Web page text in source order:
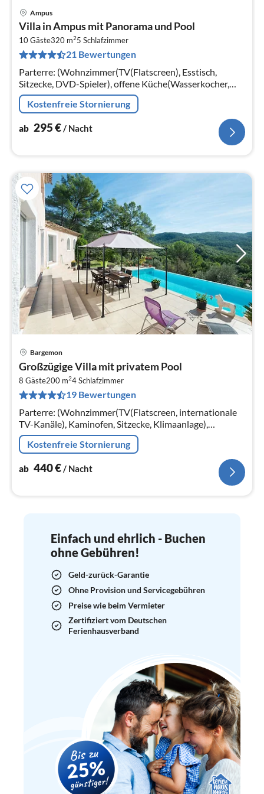
Ampus
Villa in Ampus mit Panorama und Pool
10 Gäste320 m25 Schlafzimmer
21 Bewertungen
Parterre: (Wohnzimmer(TV(Flatscreen), Esstisch,
Sitzecke, DVD-Spieler), offene Küche(Wasserkocher,
Kochherd(4 Kochplatten, elektrisch)
Kostenfreie Stornierung
ab 295€/ Nacht
Bargemon
Großzügige Villa mit privatem Pool
8 Gäste200 m24Schlafzimmer
19 Bewertungen
Parterre: (Wohnzimmer(TV(Flatscreen, internationale
TV-Kanäle), Kaminofen, Sitzecke, Klimaanlage),
Küche(Bar, 2x Kaffeemaschine(cups, pads)
Kostenfreie Stornierung
ab 440€/ Nacht
Einfach und ehrlich - Buchen
ohne Gebühren!
Geld-zurück-Garantie
Ohne Provision und Servicegebühren
Preise wie beim Vermieter
Zertifiziert vom Deutschen
Ferienhausverband